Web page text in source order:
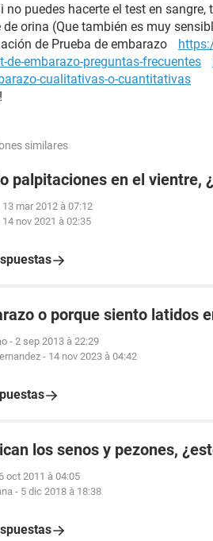
no puedes hacerte el test en sangre,
de orina (Que también es muy
de Prueba de embarazo
de-embarazo-preguntas-frecuentes
cualitativas-o-cuantitativas
similares
palpitaciones en el vientre,
13 mar 2012 à 07:12
14 nov 2021 à 02:35
o porque siento latidos
- 2 sep 2013 à 22:29
- 14 nov 2023 à 04:42
los senos y pezones,
oct 2011 à 04:05
- 5 dic 2018 à 18:38